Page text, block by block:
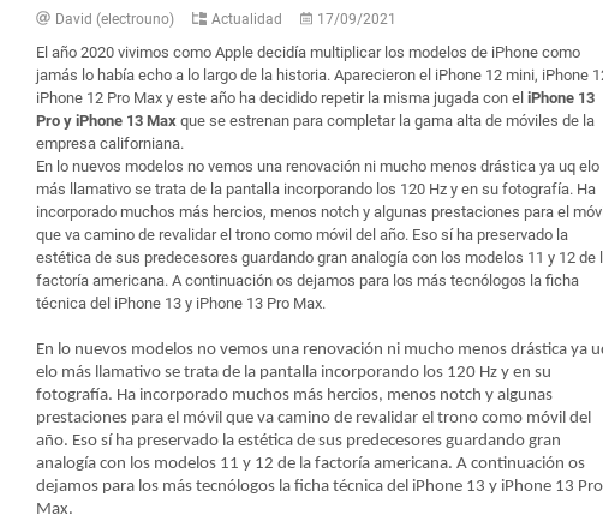
David (electrouno) Actualidad 17/09/2021
El año 2020 vivimos como Apple decidía multiplicar los modelos de iPhone como
jamás lo había echo a lo largo de la historia. Aparecieron el iPhone 12 mini, iPhone
iPhone 12 Pro Max y este año ha decidido repetir la misma jugada con el iPhone 13
Pro y iPhone 13 Max que se estrenan para completar la gama alta de móviles de la
empresa californiana.
En lo nuevos modelos no vemos una renovación ni mucho menos drástica ya uq elo
más llamativo se trata de la pantalla incorporando los 120 Hz y en su fotografía. Ha
incorporado muchos más hercios, menos notch y algunas prestaciones para el
que va camino de revalidar el trono como móvil del año. Eso sí ha preservado la
estética de sus predecesores guardando gran analogía con los modelos 11 y 12 de
factoría americana. A continuación os dejamos para los más tecnólogos la ficha
técnica del iPhone 13 y iPhone 13 Pro Max.
En lo nuevos modelos no vemos una renovación ni mucho menos drástica ya
elo más llamativo se trata de la pantalla incorporando los 120 Hz y en su
fotografía. Ha incorporado muchos más hercios, menos notch y algunas
prestaciones para el móvil que va camino de revalidar el trono como móvil del
año. Eso sí ha preservado la estética de sus predecesores guardando gran
analogía con los modelos 11 y 12 de la factoría americana. A continuación os
dejamos para los más tecnólogos la ficha técnica del iPhone 13 y iPhone 13 Pro
Max.